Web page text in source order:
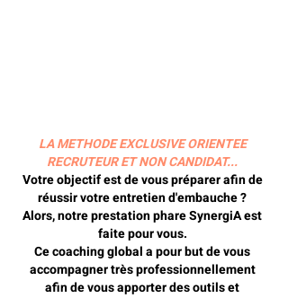
LA METHODE EXCLUSIVE ORIENTEE
RECRUTEUR ET NON CANDIDAT...
Votre objectif est de vous préparer afin de
réussir votre entretien d'embauche ?
Alors, notre prestation phare SynergiA est
faite pour vous.
Ce coaching globala pour but de vous
accompagner très professionnellement
afin de vous apporter des outils et